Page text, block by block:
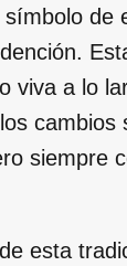
de
viva a lo
cambios
siempre
esta